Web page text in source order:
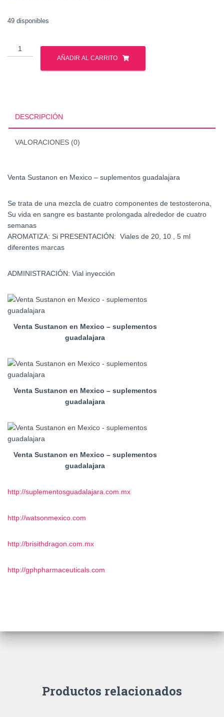
49 disponibles
Venta
Sustanon
AÑADIR AL CARRITO
DESCRIPCIÓN
VALORACIONES (0)
Venta Sustanon en Mexico – suplementos guadalajara
Se trata de una mezcla de cuatro componentes de testosterona,
Su vida en sangre es bastante prolongada alrededor de cuatro
semanas
AROMATIZA: Si PRESENTACIÓN: Viales de 20, 10 , 5 ml
diferentes marcas
ADMINISTRACIÓN: Vial inyección
Venta Sustanon en Mexico – suplementos
guadalajara
Venta Sustanon en Mexico – suplementos
guadalajara
Venta Sustanon en Mexico – suplementos
guadalajara
http://suplementosguadalajara.com.mx
http://watsonmexico.com
http://brisithdragon.com.mx
http://gphpharmaceuticals.com
Productos relacionados